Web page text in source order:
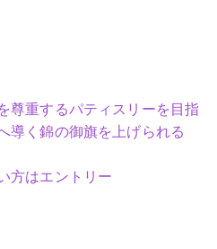
尊重するパティスリーを目指
導く錦の御旗を上げられる
方はエントリー